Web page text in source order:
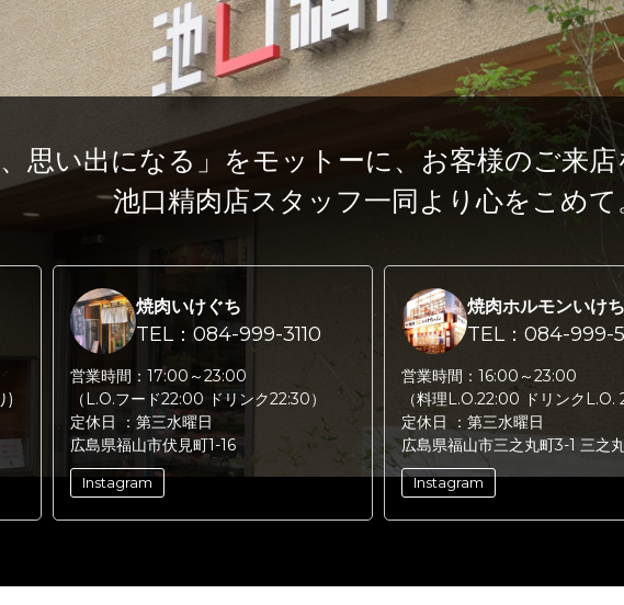
思い出になる」をモットーに、 お客様のご来
池口精肉店スタッフ一同より心をこめて
)
焼肉いけぐち
TEL：084-999-3110
営業時間： 17:00～23:00
（L.O.フード22:00 ドリンク22:30）
定休日 ： 第三水曜日
広島県福山市伏見町1-16
Instagram
焼肉ホルモンいけ
TEL：084-999-
営業時間： 16:00～23:00
（料理L.O.22:00 ドリンクL.O.
定休日 ： 第三水曜日
広島県福山市三之丸町3-1 三之
Instagram